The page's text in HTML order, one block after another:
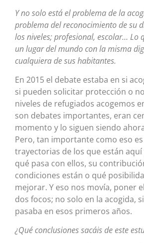
Y no solo está el problema de la
problema del reconocimiento de su
los niveles; profesional, escolar… Lo
un lugar del mundo con la misma
cualquiera de sus habitantes.
En 2015 el debate estaba en si
si pueden solicitar protección o
niveles de refugiados acogemos
son debates importantes, eran
momento y lo siguen siendo
Pero, tan importante como eso
trayectorias de los que están aquí
qué pasa con ellos, su
condiciones están o qué
mejorar. Y eso nos movía, poner
dos focos; no solo en la acogida,
pasaba en esos primeros años.
¿Qué conclusiones sacáis de este